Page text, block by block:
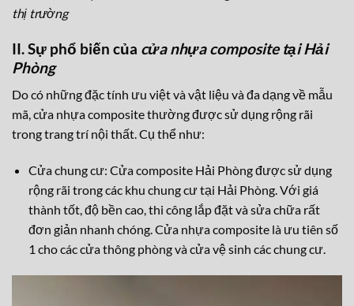
thị trường
II. Sự phổ biến của cửa nhựa composite tại Hải
Phòng
Do có những đặc tính ưu việt và vật liệu và đa dạng về mẫu
mã, cửa nhựa composite thường được sử dụng rộng rãi
trong trang trí nội thất. Cụ thể như:
Cửa chung cư: Cửa composite Hải Phòng được sử dụng
rộng rãi trong các khu chung cư tại Hải Phòng. Với giá
thành tốt, độ bền cao, thi công lắp đặt và sửa chữa rất
đơn giản nhanh chóng. Cửa nhựa composite là ưu tiên số
1 cho các cửa thông phòng và cửa vệ sinh các chung cư.